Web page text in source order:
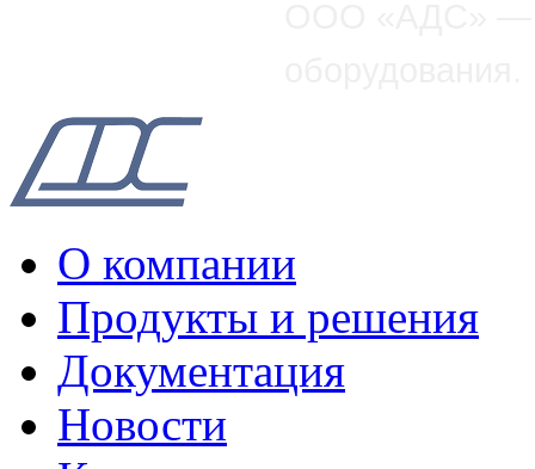
О компании
Продукты и решения
Документация
Новости